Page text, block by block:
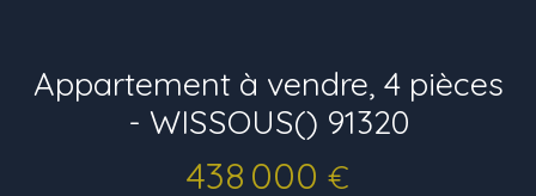
Appartement à vendre, 4 pièces
- WISSOUS() 91320
438 000 €